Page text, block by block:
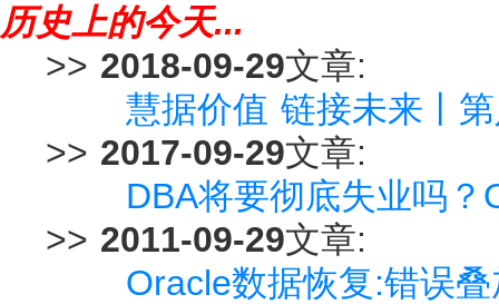
历史上的今天...
>> 2018-09-29文章:
慧据价值 链接未来丨
>> 2017-09-29文章:
DBA将要彻底失业吗
>> 2011-09-29文章:
Oracle数据恢复:错误